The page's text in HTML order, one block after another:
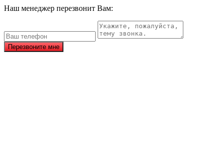
Наш менеджер перезвонит Вам:
Перезвоните мне